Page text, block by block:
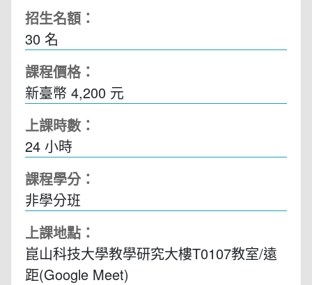
招生名額：
30 名
課程價格：
新臺幣 4,200 元
上課時數：
24 小時
課程學分：
非學分班
上課地點：
崑山科技大學教學研究大樓T0107教室/遠
距(Google Meet)